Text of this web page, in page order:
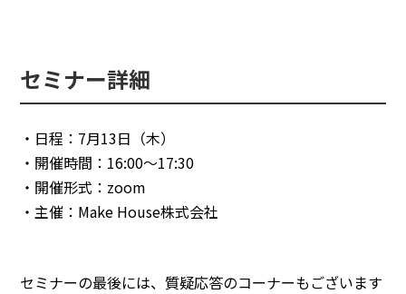
セミナー詳細
・日程：7月13日（木）
・開催時間：16:00～17:30
・開催形式：zoom
・主催：Make House株式会社
セミナーの最後には、質疑応答のコーナーもございます